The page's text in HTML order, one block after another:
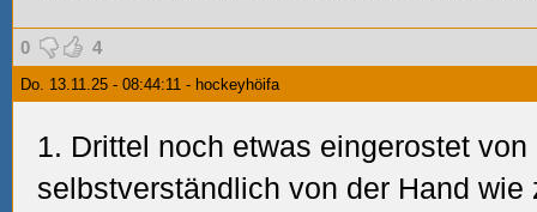
0 4
Do. 13.11.25 - 08:44:11 - hockeyhöifa
1. Drittel noch etwas eingerostet
selbstverständlich von der Hand